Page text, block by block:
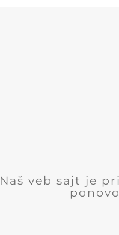
Naš veb sajt je